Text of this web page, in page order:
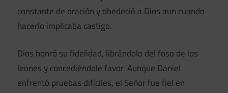
constante de oración y obedeció a Dios aun cuando
hacerlo implicaba castigo.
Dios honró su fidelidad, librándolo del foso de los
leones y concediéndole favor. Aunque Daniel
enfrentó pruebas difíciles, el Señor fue fiel en